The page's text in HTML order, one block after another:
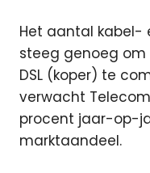
Het aantal kabel-
steeg genoeg
DSL (koper) te
verwacht
procent jaar-op-
marktaandeel.